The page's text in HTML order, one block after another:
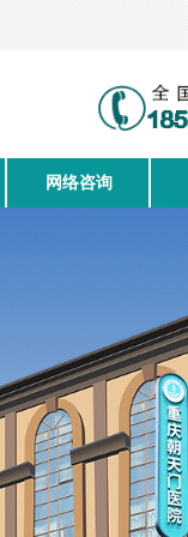
网络咨询